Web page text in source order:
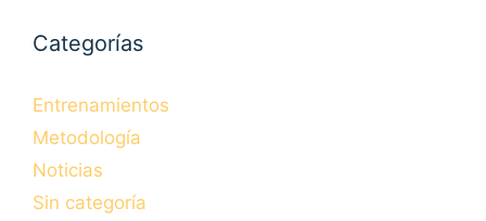
Categorías
Entrenamientos
Metodología
Noticias
Sin categoría